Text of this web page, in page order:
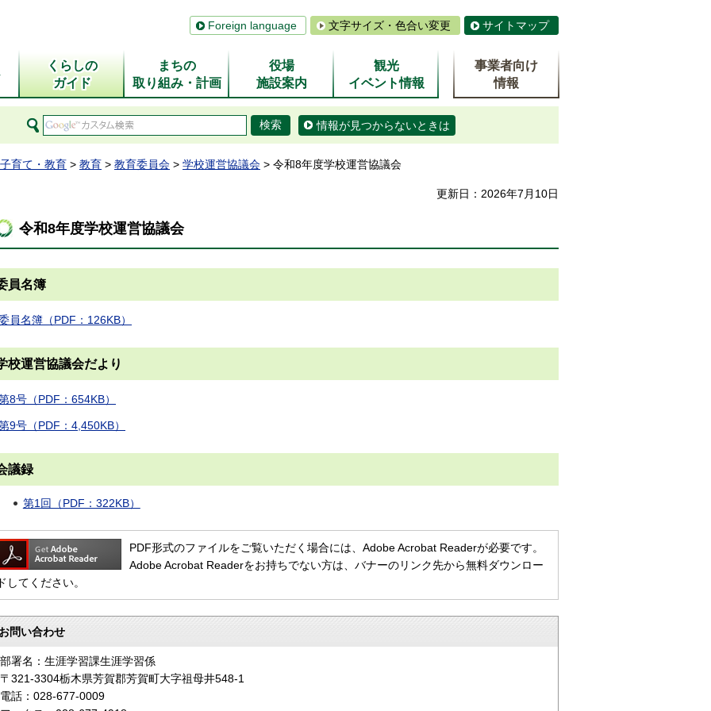
Foreign language 文字サイズ・色合い変更 サイトマップ
くらしの
ガイド
まちの
取り組み・計画
役場
施設案内
観光
イベント情報
事業者向け
情報
情報が見つからないときは
育て・教育 > 教育 > 教育委員会 > 学校運営協議会 > 令和8年度学校運営協議会
更新日：2026年7月10日
令和8年度学校運営協議会
員名簿
員名簿（PDF：126KB）
校運営協議会だより
8号（PDF：654KB）
9号（PDF：4,450KB）
議録
第1回（PDF：322KB）
PDF形式のファイルをご覧いただく場合には、Adobe Acrobat Readerが必要です。
Adobe Acrobat Readerをお持ちでない方は、バナーのリンク先から無料ダウンロー
してください。
問い合わせ
部署名：生涯学習課生涯学習係
〒321-3304栃木県芳賀郡芳賀町大字祖母井548-1
電話：028-677-0009